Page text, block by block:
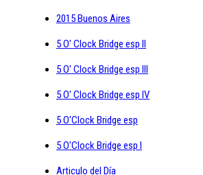
2015 Buenos Aires
5 O' Clock Bridge esp II
5 O' Clock Bridge esp III
5 O' Clock Bridge esp IV
5 O'Clock Bridge esp
5 O'Clock Bridge esp I
Articulo del Día